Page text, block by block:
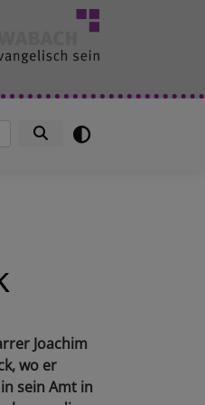
Joachim
wo er
sein Amt in